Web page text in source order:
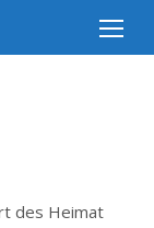
des Heimat